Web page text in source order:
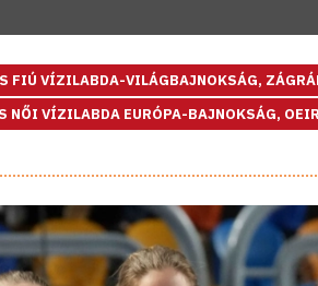
FIÚ VÍZILABDA-VILÁGBAJNOKSÁG,
NŐI VÍZILABDA EURÓPA-BAJNOKSÁG,